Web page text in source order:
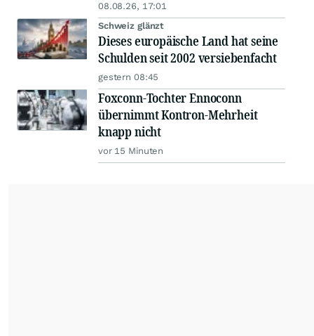
08.08.26, 17:01
Schweiz glänzt
Dieses europäische Land hat seine
Schulden seit 2002 versiebenfacht
gestern 08:45
Foxconn-Tochter Ennoconn
übernimmt Kontron-Mehrheit
knapp nicht
vor 15 Minuten